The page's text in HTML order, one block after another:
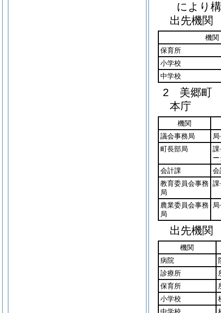
により
出先機関
機関
保育所
小学校
中学校
2 美郷町
本庁
機関
議会事務局
町長部局
課
会計課
会
教育委員会事務
局
課
農業委員会事務
局
出先機関
機関
病院
診療所
保育所
小学校